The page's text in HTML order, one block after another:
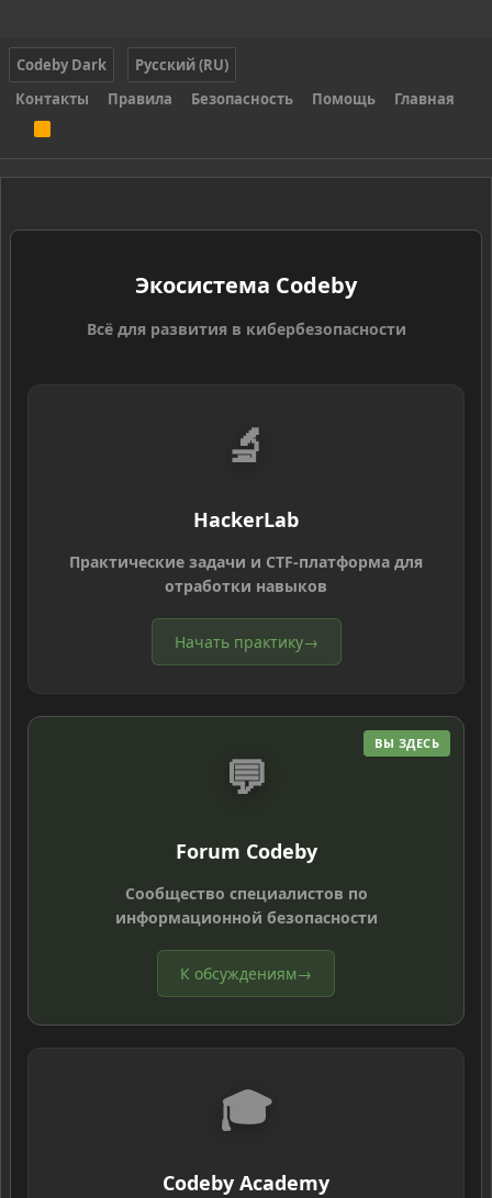
Codeby Dark
Русский (RU)
Контакты
Правила Безопасность Помощь Главная
S
Экосистема Codeby
Всё для развития в кибербезопасности
🔬
HackerLab
Практические задачи и CTF-платформа для
отработки навыков
Начать практику→
ВЫ ЗДЕСЬ
💬
Forum Codeby
Сообщество специалистов по
информационной безопасности
К обсуждениям→
🎓
Codeby Academy